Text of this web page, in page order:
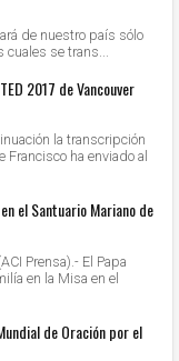
de nuestro país sólo
se trans...
2017 de Vancouver
la transcripción
Francisco ha enviado al
el Santuario Mariano de
Prensa).- El Papa
en la Misa en el
de Oración por el